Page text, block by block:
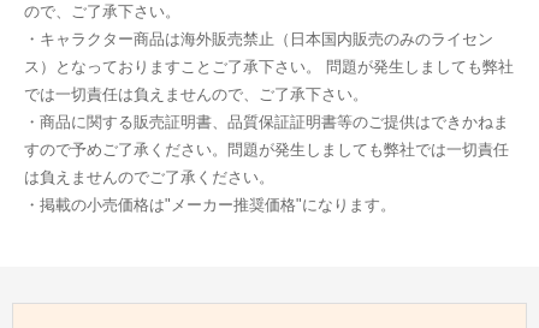
ので、ご了承下さい。
・キャラクター商品は海外販売禁止（日本国内販売のみのライセン
ス）となっておりますことご了承下さい。 問題が発生しましても弊社
では一切責任は負えませんので、ご了承下さい。
・商品に関する販売証明書、品質保証証明書等のご提供はできかねま
すので予めご了承ください。問題が発生しましても弊社では一切責任
は負えませんのでご了承ください。
・掲載の小売価格は"メーカー推奨価格"になります。